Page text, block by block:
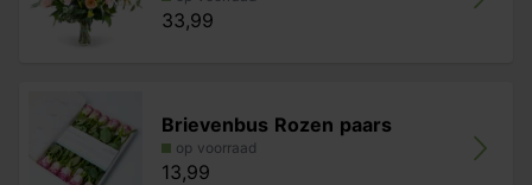
33,99
Brievenbus Rozen paars
op voorraad
13,99